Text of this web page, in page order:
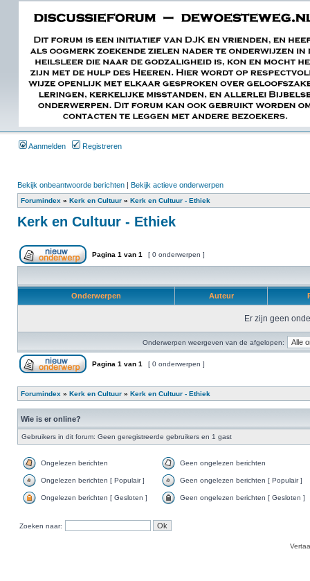
Aanmelden Registreren
Bekijk onbeantwoorde berichten | Bekijk actieve onderwerpen
Forumindex » Kerk en Cultuur » Kerk en Cultuur - Ethiek
Kerk en Cultuur - Ethiek
Pagina 1 van 1 [ 0 onderwerpen ]
Onderwerpen Auteur
Er zijn geen
Onderwerpen weergeven van de afgelopen:
Pagina 1 van 1 [ 0 onderwerpen ]
Forumindex » Kerk en Cultuur » Kerk en Cultuur - Ethiek
Wie is er online?
Gebruikers in dit forum: Geen geregistreerde gebruikers en 1 gast
Ongelezen berichten Geen ongelezen berichten
Ongelezen berichten [ Populair ] Geen ongelezen berichten [ Populair ]
Ongelezen berichten [ Gesloten ] Geen ongelezen berichten [ Gesloten ]
Zoeken naar: